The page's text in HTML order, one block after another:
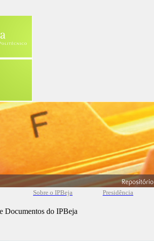
Sobre o IPBeja Presidência
Documentos do IPBeja